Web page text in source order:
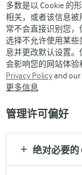
客服联系方式
Arla在其他国家的
分享
多数是以 Cookie 的
相关，或者该信息
常不会直接识别您，
选择不允许使用某些
息并更改默认设置。
会影响您的网站体验
Privacy Policyand our
更多信息
管理许可偏好
绝对必要的